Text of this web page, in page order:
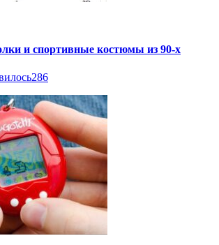
и спортивные костюмы из 90-х
286